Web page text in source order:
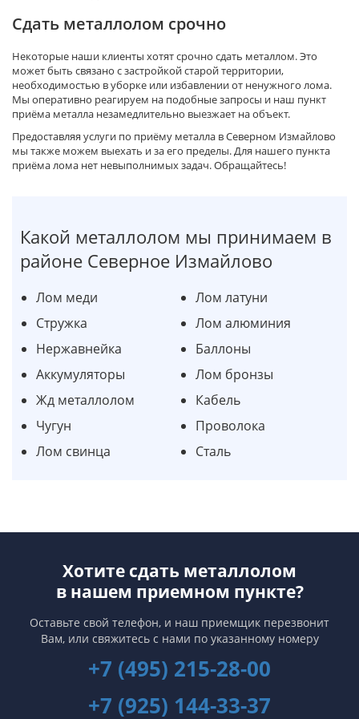
Сдать металлолом срочно
Некоторые наши клиенты хотят срочно сдать металлом. Это
может быть связано с застройкой старой территории,
необходимостью в уборке или избавлении от ненужного лома.
Мы оперативно реагируем на подобные запросы и наш пункт
приёма металла незамедлительно выезжает на объект.
Предоставляя услуги по приёму металла в Северном Измайлово
мы также можем выехать и за его пределы. Для нашего пункта
приёма лома нет невыполнимых задач. Обращайтесь!
Какой металлолом мы принимаем в
районе Северное Измайлово
Лом меди
Лом латуни
Стружка
Лом алюминия
Нержавнейка
Баллоны
Аккумуляторы
Лом бронзы
Жд металлолом
Кабель
Чугун
Проволока
Лом свинца
Сталь
Хотите сдать металлолом
в нашем приемном пункте?
Оставьте свой телефон, и наш приемщик перезвонит
Вам, или свяжитесь с нами по указанному номеру
+7 (495) 215-28-00
+7 (925) 144-33-37